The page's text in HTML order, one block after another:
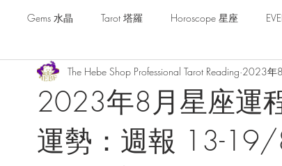
Gems 水晶 Tarot 塔羅 Horoscope 星座
Monthly Horoscope 每月星座運程
2023年8月星座運
運勢：週報 13-
The Hebe Shop Professional Tarot Reading 2023年